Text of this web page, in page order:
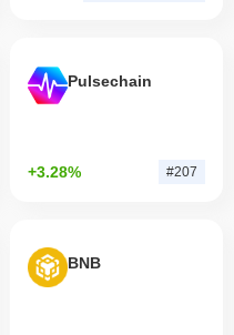
Pulsechain
+3.28% #207
BNB